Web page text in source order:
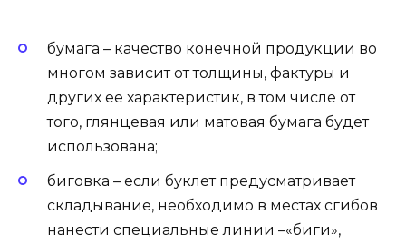
бумага – качество конечной продукции во
многом зависит от толщины, фактуры и
других ее характеристик, в том числе от
того, глянцевая или матовая бумага будет
использована;
биговка – если буклет предусматривает
складывание, необходимо в местах сгибов
нанести специальные линии –«биги»,